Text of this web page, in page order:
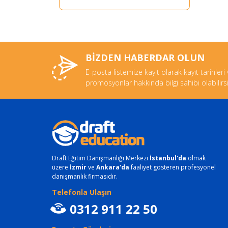
BİZDEN HABERDAR OLUN
E-posta listemize kayıt olarak kayıt tarihleri
promosyonlar hakkında bilgi sahibi
Draft Eğitim Danışmanlığı Merkezi İstanbul'da olmak
üzere İzmirve Ankara'dafaaliyet gösteren profesyonel
danışmanlık firmasıdır.
Telefonla Ulaşın
0312 911 22 50